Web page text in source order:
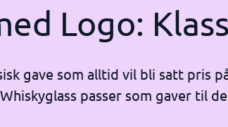
Logo:
gave som alltid vil bli satt pris
passer som gaver til